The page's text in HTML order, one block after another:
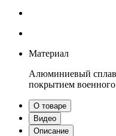
Материал
Алюминиевый
покрытием
О товаре
Видео
Описание